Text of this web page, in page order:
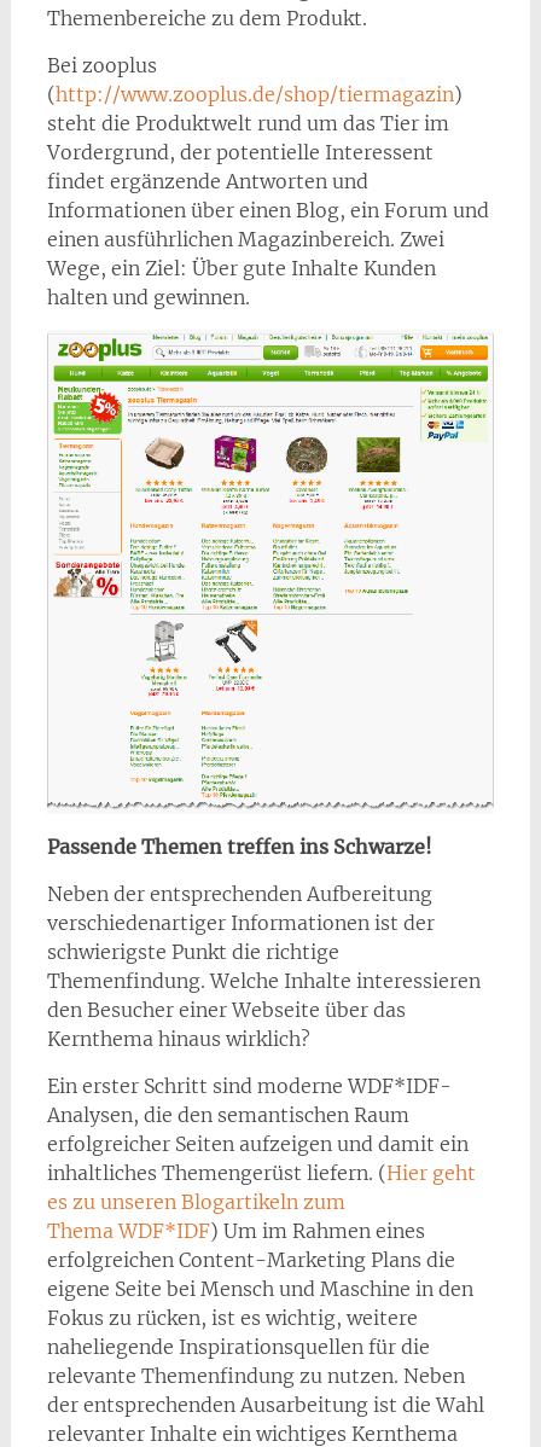
Themenbereiche zu dem Produkt.
Bei zooplus
(http://www.zooplus.de/shop/tiermagazin)
steht die Produktwelt rund um das Tier im
Vordergrund, der potentielle Interessent
findet ergänzende Antworten und
Informationen über einen Blog, ein Forum und
einen ausführlichen Magazinbereich. Zwei
Wege, ein Ziel: Über gute Inhalte Kunden
halten und gewinnen.
Passende Themen treffen ins Schwarze!
Neben der entsprechenden Aufbereitung
verschiedenartiger Informationen ist der
schwierigste Punkt die richtige
Themenfindung. Welche Inhalte interessieren
den Besucher einer Webseite über das
Kernthema hinaus wirklich?
Ein erster Schritt sind moderne WDF*IDF-
Analysen, die den semantischen Raum
erfolgreicher Seiten aufzeigen und damit ein
inhaltliches Themengerüst liefern. (Hier geht
es zu unseren Blogartikeln zum
Thema WDF*IDF) Um im Rahmen eines
erfolgreichen Content-Marketing Plans die
eigene Seite bei Mensch und Maschine in den
Fokus zu rücken, ist es wichtig, weitere
naheliegende Inspirationsquellen für die
relevante Themenfindung zu nutzen. Neben
der entsprechenden Ausarbeitung ist die Wahl
relevanter Inhalte ein wichtiges Kernthema